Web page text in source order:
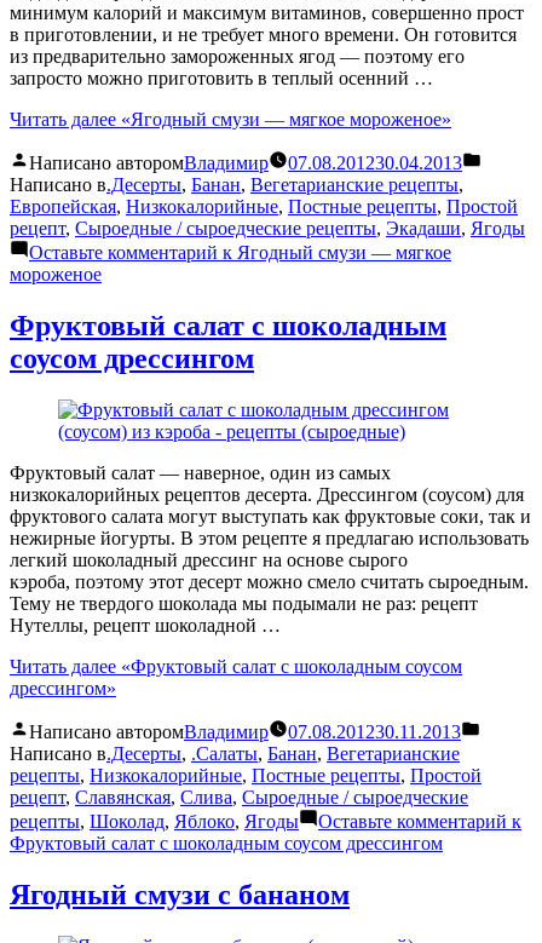
минимум калорий и максимум витаминов, совершенно прост
в приготовлении, и не требует много времени. Он готовится
из предварительно замороженных ягод — поэтому его
запросто можно приготовить в теплый осенний …
Читать далее «Ягодный смузи — мягкое мороженое»
Написано авторомВладимир 07.08.201230.04.2013
Написано в.Десерты, Банан, Вегетарианские рецепты,
Европейская, Низкокалорийные, Постные рецепты, Простой
рецепт, Сыроедные / сыроедческие рецепты, Экадаши, Ягоды
Оставьте комментарий к Ягодный смузи — мягкое
мороженое
Фруктовый салат с шоколадным
соусом дрессингом
Фруктовый салат — наверное, один из самых
низкокалорийных рецептов десерта. Дрессингом (соусом) для
фруктового салата могут выступать как фруктовые соки, так и
нежирные йогурты. В этом рецепте я предлагаю использовать
легкий шоколадный дрессинг на основе сырого
кэроба, поэтому этот десерт можно смело считать сыроедным.
Тему не твердого шоколада мы подымали не раз: рецепт
Нутеллы, рецепт шоколадной …
Читать далее «Фруктовый салат с шоколадным соусом
дрессингом»
Написано авторомВладимир 07.08.201230.11.2013
Написано в.Десерты, .Салаты, Банан, Вегетарианские
рецепты, Низкокалорийные, Постные рецепты, Простой
рецепт, Славянская, Слива, Сыроедные / сыроедческие
рецепты, Шоколад, Яблоко, Ягоды Оставьте комментарий к
Фруктовый салат с шоколадным соусом дрессингом
Ягодный смузи с бананом